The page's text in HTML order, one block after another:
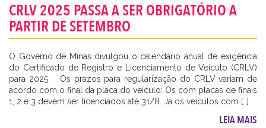
CRLV 2025 PASSA A SER OBRIGATÓRIO A
PARTIR DE SETEMBRO
O Governo de Minas divulgou o calendário anual de exigência
do Certificado de Registro e Licenciamento de Veículo (CRLV)
para 2025. Os prazos para regularização do CRLV variam de
acordo com o final da placa do veículo: Os com placas de finais
1, 2 e 3 devem ser licenciados até 31/8. Já os veículos com […]
LEIA MAIS